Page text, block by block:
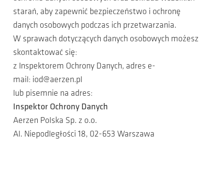
starań, aby zapewnić bezpieczeństwo i ochronę
danych osobowych podczas ich przetwarzania.
W sprawach dotyczących danych osobowych możesz
skontaktować się:
z Inspektorem Ochrony Danych, adres e-
mail: iod@aerzen.pl
lub pisemnie na adres:
Inspektor Ochrony Danych
Aerzen Polska Sp. z o.o.
Al. Niepodległości 18, 02-653 Warszawa